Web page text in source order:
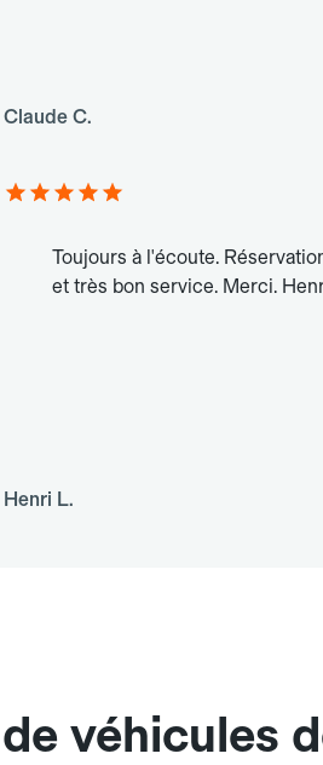
Claude C.
Toujours à l'écoute.
et très bon service. Merci.
Henri L.
véhicules